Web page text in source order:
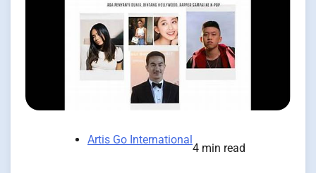
Artis Go International
4 min read